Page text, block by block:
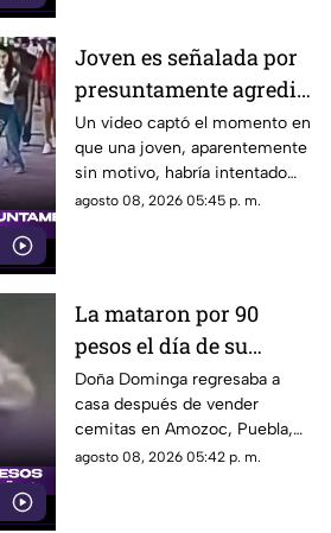
Joven es señalada por
presuntamente agredir
a un pony en feria de
Pueblo Mágico
Un video captó el momento en
que una joven, aparentemente
sin motivo, habría intentado
agredir a un pequeño pony.
agosto 08, 2026 05:45 p. m.
La mataron por 90
pesos el día de su
cumpleaños; Este es el
caso de Doña Dominga
Doña Dominga regresaba a
casa después de vender
cemitas en Amozoc, Puebla,
cuando presuntamente un
agosto 08, 2026 05:42 p. m.